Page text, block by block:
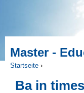
Master -
Sie sind hier
Startseite ›
Ba in